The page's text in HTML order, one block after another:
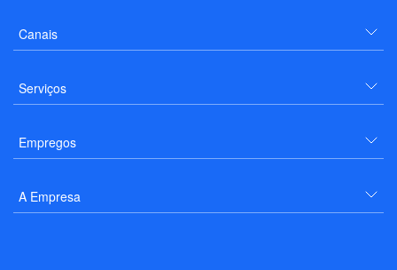
Canais
Serviços
Empregos
A Empresa